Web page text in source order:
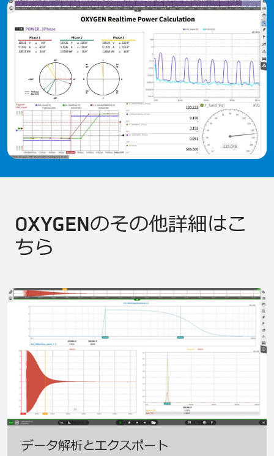
OXYGENのその他詳細はこ
ちら
データ解析とエクスポート